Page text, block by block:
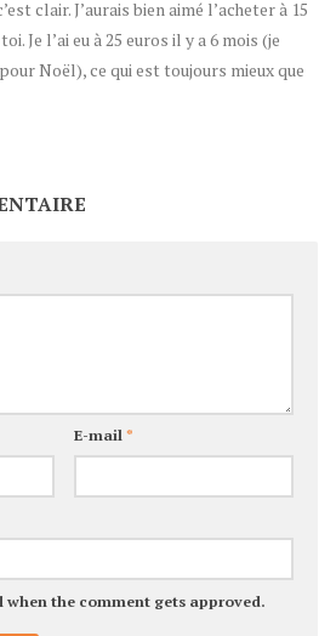
clair. J’aurais bien aimé l’acheter à 15
Je l’ai eu à 25 euros il y a 6 mois (je
Noël), ce qui est toujours mieux que
E-mail*
the comment gets approved.